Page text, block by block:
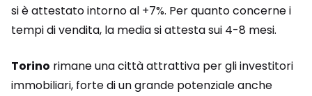
si è attestato intorno al +7%. Per quanto concerne i
tempi di vendita, la media si attesta sui 4-8 mesi.
Torino rimane una città attrattiva per gli investitori
immobiliari, forte di un grande potenziale anche